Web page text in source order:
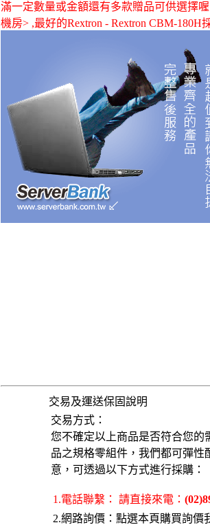
滿一定數量或金額還有多款贈品可供選擇
機房> ,最好的Rextron - Rextron CBM-180H
交易及運送保固說明
交易方式：
您不確定以上商品是否符合您的
品之規格零組件，我們都可彈
意，可透過以下方式進行採購：
1.電話聯繫： 請直接來電：
2.網路詢價：點選本頁購買詢價